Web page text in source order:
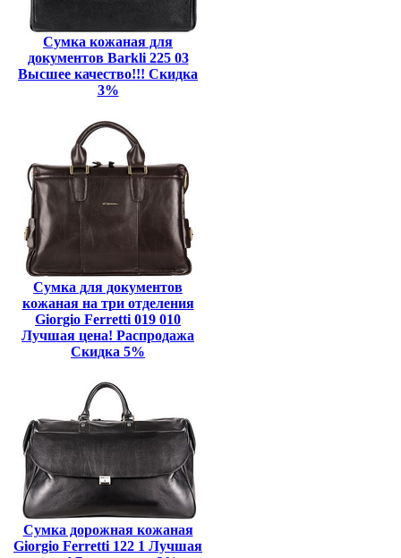
Сумка кожаная для
документов Barkli 225 03
Высшее качество!!! Скидка
3%
Сумка для документов
кожаная на три отделения
Giorgio Ferretti 019 010
Лучшая цена! Распродажа
Скидка 5%
Сумка дорожная кожаная
Giorgio Ferretti 122 1 Лучшая